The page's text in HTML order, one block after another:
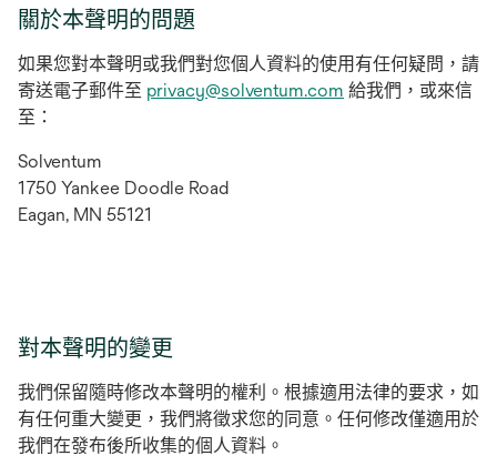
關於本聲明的問題
如果您對本聲明或我們對您個人資料的使用有任何疑問，請
寄送電子郵件至 privacy@solventum.com 給我們，或來信
至：
Solventum
1750 Yankee Doodle Road
Eagan, MN 55121
對本聲明的變更
我們保留隨時修改本聲明的權利。根據適用法律的要求，如
有任何重大變更，我們將徵求您的同意。任何修改僅適用於
我們在發布後所收集的個人資料。